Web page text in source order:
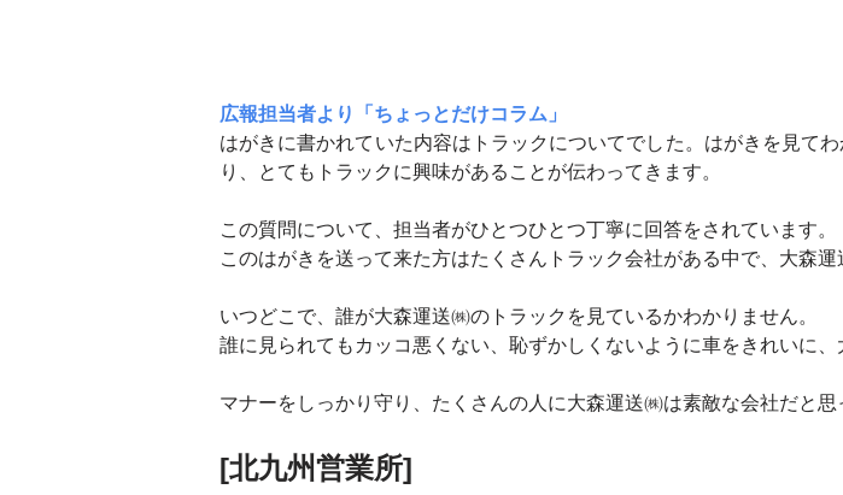
広報担当者より「ちょっとだけコラム」
はがきに書かれていた内容はトラックについてでした。はがきを見て
り、とてもトラックに興味があることが伝わってきます。
この質問について、担当者がひとつひとつ丁寧に回答をされています。
このはがきを送って来た方はたくさんトラック会社がある中で、大森
いつどこで、誰が大森運送㈱のトラックを見ているかわかりません。
誰に見られてもカッコ悪くない、恥ずかしくないように車をきれいに、
マナーをしっかり守り、たくさんの人に大森運送㈱は素敵な会社だと
[北九州営業所]